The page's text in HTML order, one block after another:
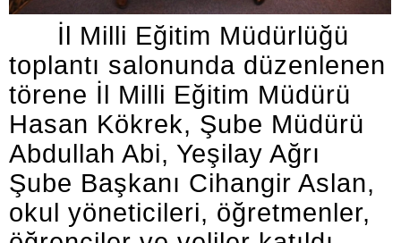
İl Milli Eğitim Müdürlüğü
toplantı salonunda düzenlenen
törene İl Milli Eğitim Müdürü
Hasan Kökrek, Şube Müdürü
Abdullah Abi, Yeşilay Ağrı
Şube Başkanı Cihangir Aslan,
okul yöneticileri, öğretmenler,